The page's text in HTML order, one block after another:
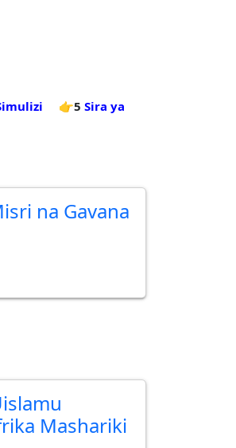
👉5 Sira ya
na Gavana
Mashariki